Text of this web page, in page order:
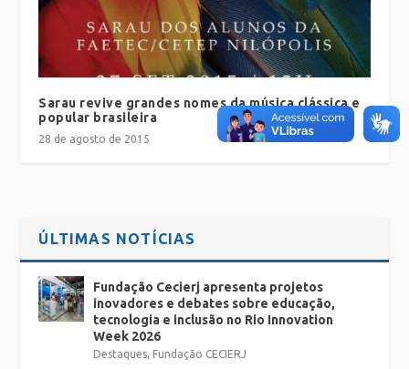
Sarau revive grandes nomes da música clássica e
popular brasileira
28 de agosto de 2015
ÚLTIMAS NOTÍCIAS
Fundação Cecierj apresenta projetos
inovadores e debates sobre educação,
tecnologia e inclusão no Rio Innovation
Week 2026
Destaques, Fundação CECIERJ